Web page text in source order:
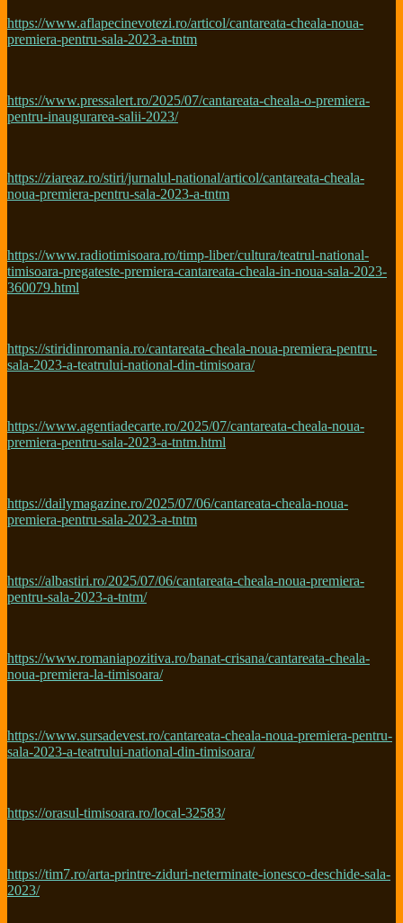
https://www.aflapecinevotezi.ro/articol/cantareata-cheala-noua-
premiera-pentru-sala-2023-a-tntm
https://www.pressalert.ro/2025/07/cantareata-cheala-o-premiera-
pentru-inaugurarea-salii-2023/
https://ziareaz.ro/stiri/jurnalul-national/articol/cantareata-cheala-
noua-premiera-pentru-sala-2023-a-tntm
https://www.radiotimisoara.ro/timp-liber/cultura/teatrul-national-
timisoara-pregateste-premiera-cantareata-cheala-in-noua-sala-2023-
360079.html
https://stiridinromania.ro/cantareata-cheala-noua-premiera-pentru-
sala-2023-a-teatrului-national-din-timisoara/
https://www.agentiadecarte.ro/2025/07/cantareata-cheala-noua-
premiera-pentru-sala-2023-a-tntm.html
https://dailymagazine.ro/2025/07/06/cantareata-cheala-noua-
premiera-pentru-sala-2023-a-tntm
https://albastiri.ro/2025/07/06/cantareata-cheala-noua-premiera-
pentru-sala-2023-a-tntm/
https://www.romaniapozitiva.ro/banat-crisana/cantareata-cheala-
noua-premiera-la-timisoara/
https://www.sursadevest.ro/cantareata-cheala-noua-premiera-pentru-
sala-2023-a-teatrului-national-din-timisoara/
https://orasul-timisoara.ro/local-32583/
https://tim7.ro/arta-printre-ziduri-neterminate-ionesco-deschide-sala-
2023/